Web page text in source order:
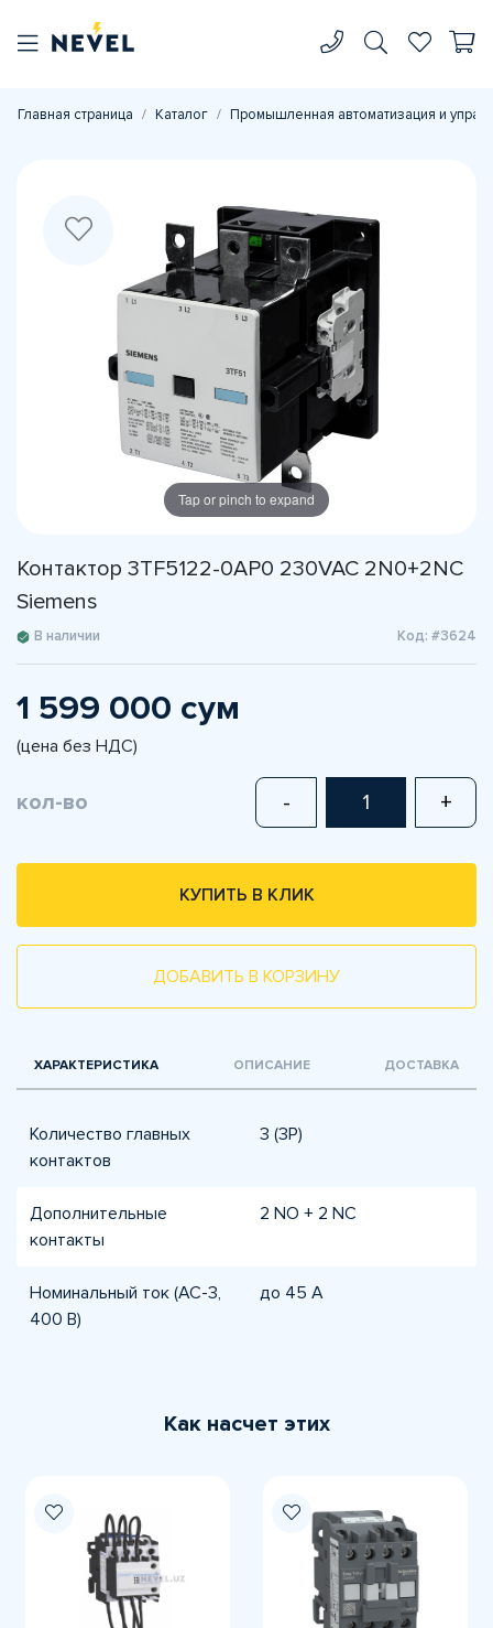
Главная страница Каталог Промышленная автоматизация и
Tap or pinch to expand
Контактор 3TF5122-0AP0 230VAC 2N0+2NC
Siemens
В наличии Код: #3624
1 599 000 сум
(цена без НДС)
кол-во - +
КУПИТЬ В КЛИК
ДОБАВИТЬ В КОРЗИНУ
ХАРАКТЕРИСТИКА ОПИСАНИЕ ДОСТАВКА
Количество главных
контактов
3 (3P)
Дополнительные
контакты
2 NO + 2 NC
Номинальный ток (AC-3,
400 В)
до 45 А
Как насчет этих